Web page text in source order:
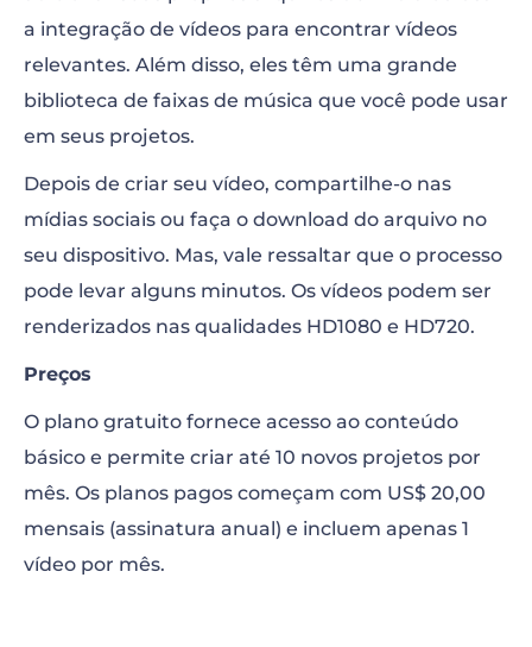
a integração de vídeos para encontrar vídeos
relevantes. Além disso, eles têm uma grande
biblioteca de faixas de música que você pode usar
em seus projetos.
Depois de criar seu vídeo, compartilhe-o nas
mídias sociais ou faça o download do arquivo no
seu dispositivo. Mas, vale ressaltar que o processo
pode levar alguns minutos. Os vídeos podem ser
renderizados nas qualidades HD1080 e HD720.
Preços
O plano gratuito fornece acesso ao conteúdo
básico e permite criar até 10 novos projetos por
mês. Os planos pagos começam com US$ 20,00
mensais (assinatura anual) e incluem apenas 1
vídeo por mês.